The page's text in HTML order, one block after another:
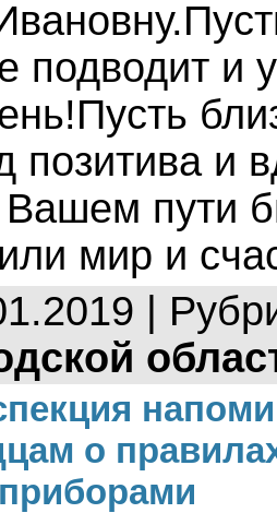
подводит и
позитива и
пути
мир и
|
о